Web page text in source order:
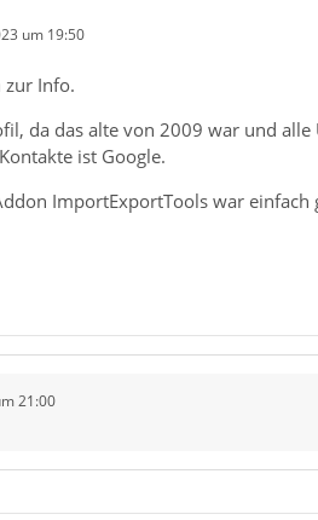
um 19:50
zur Info.
da das alte von 2009 war und
ist Google.
ImportExportTools war
21:00